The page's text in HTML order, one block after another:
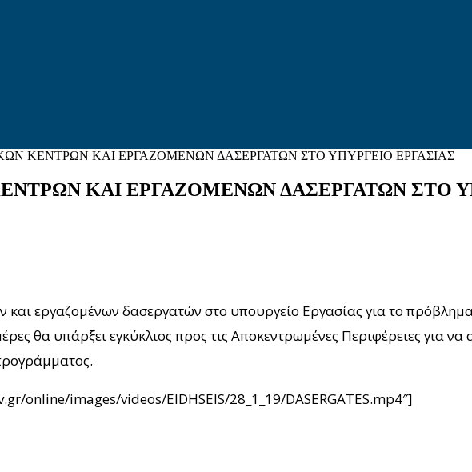
ΚΕΝΤΡΩΝ ΚΑΙ ΕΡΓΑΖΟΜΕΝΩΝ ΔΑΣΕΡΓΑΤΩΝ ΣΤΟ ΥΠΥΡΓΕΙΟ ΕΡΓΑΣΙΑΣ
ΚΑΙ ΕΡΓΑΖΟΜΕΝΩΝ ΔΑΣΕΡΓΑΤΩΝ ΣΤΟ
εργαζομένων δασεργατών στο υπουργείο Εργασίας για το
θα υπάρξει εγκύκλιος προς τις Αποκεντρωμένες Περιφέρειες για
online/images/videos/EIDHSEIS/28_1_19/DASERGATES.mp4″]